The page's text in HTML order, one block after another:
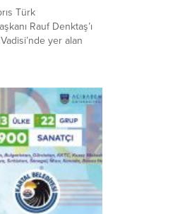
Türk
Rauf Denktaş’ı
yer alan
törende konuşan
Mumcu, “Rauf
yaşayan, en farklı
olarak,...